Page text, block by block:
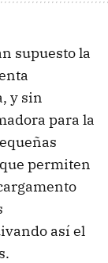
supuesto la
y sin
para la
permiten
así el